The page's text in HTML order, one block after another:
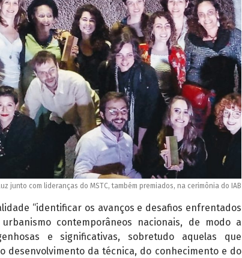
junto com lideranças do MSTC, também premiados, na cerimônia do IAB
“identificar os avanços e desafios enfrentados
contemporâneos nacionais, de modo a
e significativas, sobretudo aquelas que
desenvolvimento da técnica, do conhecimento e do